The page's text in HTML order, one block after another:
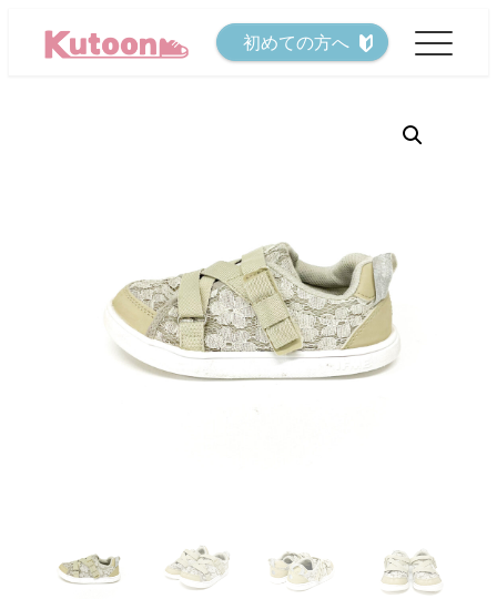
初めての方へ